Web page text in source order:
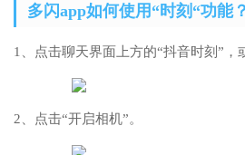
多闪app如何使用“时刻“功能？
1、点击聊天界面上方的“抖音时刻”，
2、点击“开启相机”。